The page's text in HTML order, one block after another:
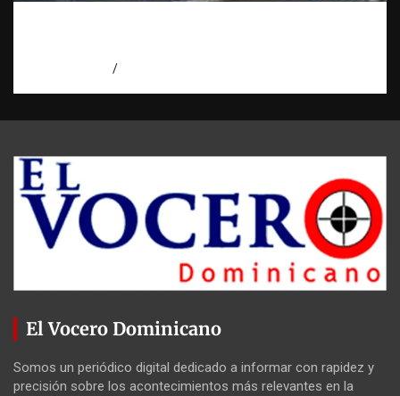
El Vocero Dominicano
Somos un periódico digital dedicado a informar con rapidez y
precisión sobre los acontecimientos más relevantes en la